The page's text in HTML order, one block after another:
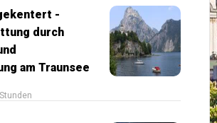
-
durch
am Traunsee